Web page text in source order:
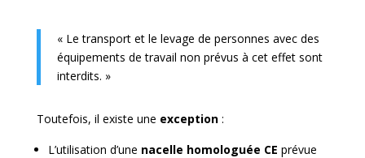
« Le transport et le levage de personnes avec des
équipements de travail non prévus à cet effet sont
interdits. »
Toutefois, il existe une exception :
L’utilisation d’une nacelle homologuée CE prévue